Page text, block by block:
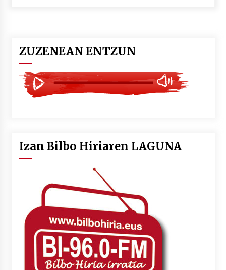
Larunbatean Plentziako Itsas Martxa ospatuko
da
2026/07/07
2026/07/07
Uribitarte40 aretoan
2026/07/03
SOINUGELA: Paul McCartney eta Ringo Starr-en
lan berriak
2026/07/03
MUSIBLA #297: Bide, Boards Of Canada, Somak,
Tiga, Twisted Teens, Underscores, Habia
ZUZENEAN ENTZUN
Izan Bilbo Hiriaren LAGUNA